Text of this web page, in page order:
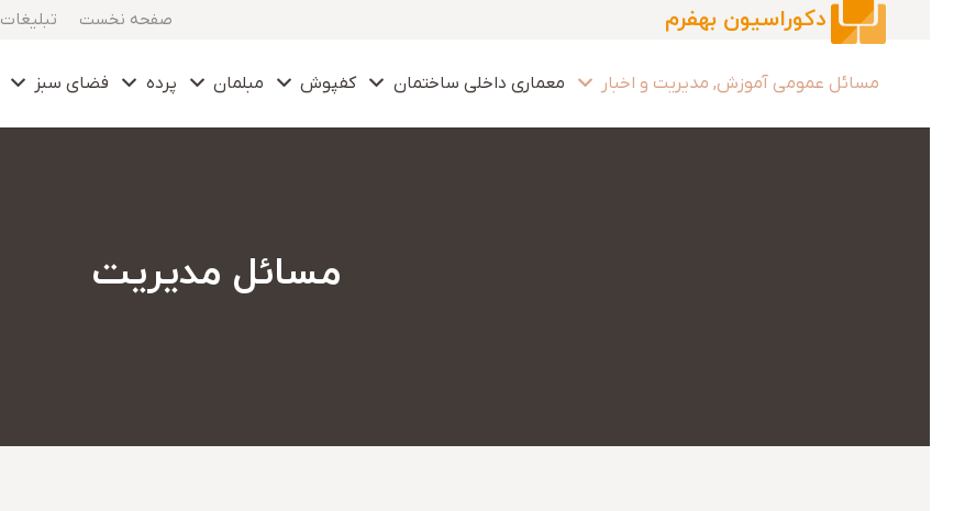
دکوراسیون بهفرم صفحه نخست تبلیغات
مسائل عمومی آموزش, مدیریت و اخبار معماری داخلی ساختمان کفپوش مبلمان پرده فضای سبز
مسائل مدیریت